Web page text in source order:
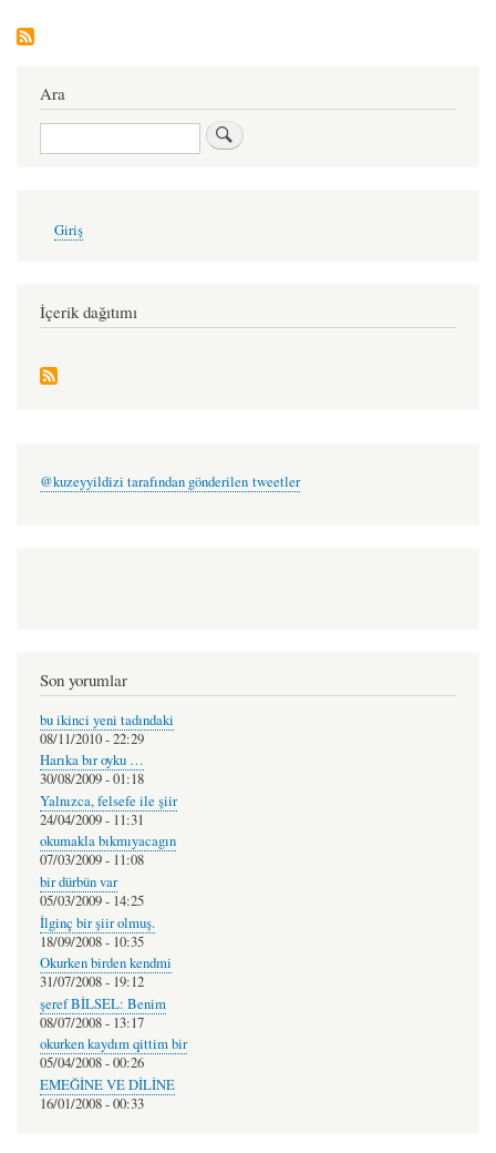
Ara
Ara
account
Giriş
İçerik dağıtımı
@kuzeyyildizi tarafından gönderilen tweetler
Son yorumlar
bu ikinci yeni tadındaki
08/11/2010 - 22:29
Harıka bır oyku …
30/08/2009 - 01:18
Yalnızca, felsefe ile şiir
24/04/2009 - 11:31
okumakla bıkmıyacagın
07/03/2009 - 11:08
bir dürbün var
05/03/2009 - 14:25
İlginç bir şiir olmuş.
18/09/2008 - 10:35
Okurken birden kendmi
31/07/2008 - 19:12
şeref BİLSEL: Benim
08/07/2008 - 13:17
okurken kaydım qittim bir
05/04/2008 - 00:26
EMEĞİNE VE DİLİNE
16/01/2008 - 00:33